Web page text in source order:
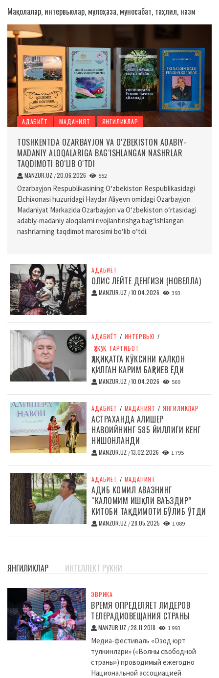
Мақолалар, интервьюлар, мулоҳаза, муносабат, таҳлил, назм
АДАБИЁТ МАДАНИЯТ ЯНГИЛИКЛАР
TOSHKENTDA OZARBAYJON VA O‘ZBEKISTON ADABIY-
MADANIY ALOQALARIGA BAG‘ISHLANGAN NASHRLAR
TAQDIMOTI BO‘LIB O‘TDI
MANZUR.UZ /20.06.2026 552
Ozarbayjon Respublikasining O‘zbekiston Respublikasidagi
Elchixonasi huzuridagi Haydar Aliyevn omidagi Ozarbayjon
Madaniyat Markazida Ozarbayjon va O‘zbekiston o‘rtasidagi
adabiy-madaniy aloqalarni rivojlantirishga bag‘ishlangan
nashrlarning taqdimot marosimi bo‘lib o‘tdi.
АДАБИЁТ
ОЛИС ЛЕЙТЕ ДЕНГИЗИ (НОВЕЛЛА)
MANZUR.UZ /10.04.2026 393
АДАБИЁТ / ИНТЕРВЬЮ /
ҲУҚУҚ-ТАРТИБОТ
ҲАҚИҚАТГА КЎКСИНИ ҚАЛҚОН
ҚИЛГАН КАРИМ БАҲРИЕВ ЁДИ
MANZUR.UZ /10.04.2026 569
АДАБИЁТ / МАДАНИЯТ / ЯНГИЛИКЛАР
АСТРАХАНДА АЛИШЕР
НАВОИЙНИНГ 585 ЙИЛЛИГИ КЕНГ
НИШОНЛАНДИ
MANZUR.UZ /13.02.2026 1 795
АДАБИЁТ / МАДАНИЯТ
АДИБ КОМИЛ АВАЗНИНГ
“КАЛОМИМ ИШҚЛИ ВАЪЗДИР”
КИТОБИ ТАҚДИМОТИ БЎЛИБ ЎТДИ
MANZUR.UZ /28.05.2025 1 089
ЯНГИЛИКЛАР ИНТЕЛЛЕКТ РУКНИ
ЭВРИКА
ВРЕМЯ ОПРЕДЕЛЯЕТ ЛИДЕРОВ
ТЕЛЕРАДИОВЕЩАНИЯ СТРАНЫ
MANZUR.UZ /28.11.2018 1 993
Медиа-фестиваль «Озод юрт
тулкинлари» («Волны свободной
страны») проводимый ежегодно
Национальной ассоциацией